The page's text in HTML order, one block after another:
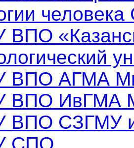
ВПО
ВПО АГМА
ВПО ИвГМА
ВПО СЗГМУ